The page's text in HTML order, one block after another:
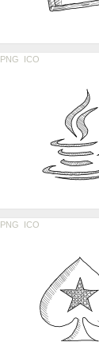
PNG ICO
PNG ICO